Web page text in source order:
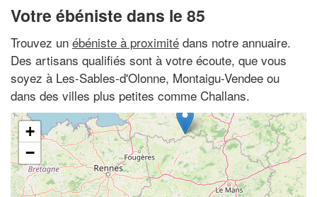
Votre ébéniste dans le 85
Trouvez un ébéniste à proximité dans notre annuaire.
Des artisans qualifiés sont à votre écoute, que vous
soyez à Les-Sables-d'Olonne, Montaigu-Vendee ou
dans des villes plus petites comme Challans.
+
−